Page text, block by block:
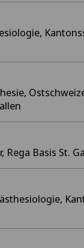
Rega Basis St.